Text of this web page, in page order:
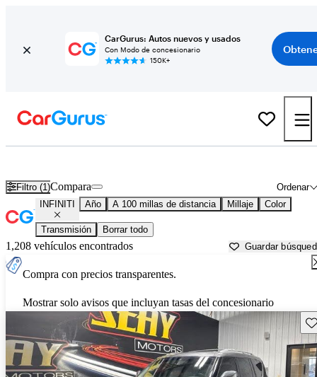
CarGurus: Autos nuevos y usados
Con Modo de concesionario
150K+
Filtro (1) Ordenar
Compara
INFINITI Año A 100 millas de distancia Millaje Color
Transmisión Borrar todo
1,208 vehículos encontrados Guardar
Compra con precios transparentes.
Mostrar solo avisos que incluyan tasas del concesionario